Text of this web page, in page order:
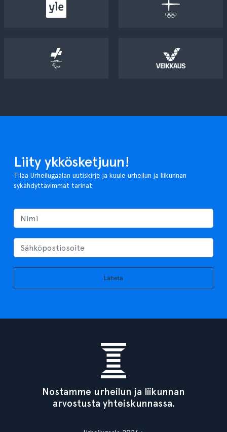
Liity ykkösketjuun!
Tilaa Urheilugaalan uutiskirje ja kuule urheilun ja liikunnan
sykähdyttävimmät tarinat.
Lähetä
Nostamme urheilun ja liikunnan
arvostusta yhteiskunnassa.